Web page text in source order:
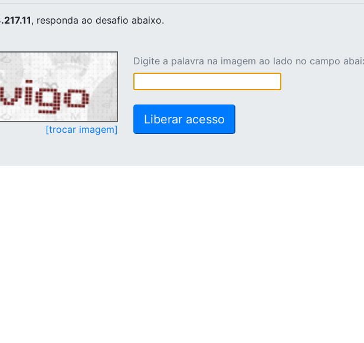
, responda ao desafio abaixo.
[trocar imagem]
Digite a palavra na imagem ao lado no campo